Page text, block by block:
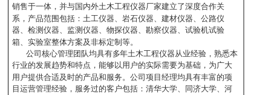
销售于一体，并与国内外土木工程仪器厂家建立了深度合作关
系，产品范围包括：土工仪器、岩石仪器、建材仪器、公路仪
器、检测仪器、监测仪器、物探仪器、勘察仪器、试验机试验
箱、实验室整体方案及非标定制等。
公司核心管理团队均具有多年土木工程仪器从业经验，熟悉本
行业的发展趋势和特点，能够以用户的实际需要为基础，为广大
用户提供合适及时的产品和服务。公司项目经理均具有丰富的项
目运营管理经验，服务过的客户包括：清华大学、同济大学、河